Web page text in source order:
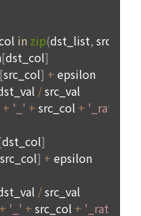
비스 제공이 객관적으로
게재)
필요하다고 판단되는 정
등을 이용하여 제공할 수
는 정보 또는 광고를 서비
다.
교신 또는 거래를 함으로
책임을 지지 않는다.
기록은 부정 가입 및 이용
간 보관하고 파기하고 있
의 받은 개인정보 보유기
하고 있습니다. 법령에서
해당 기간 경과 후 지체없
니다. 전자적 파일 형태의
파기합니다.